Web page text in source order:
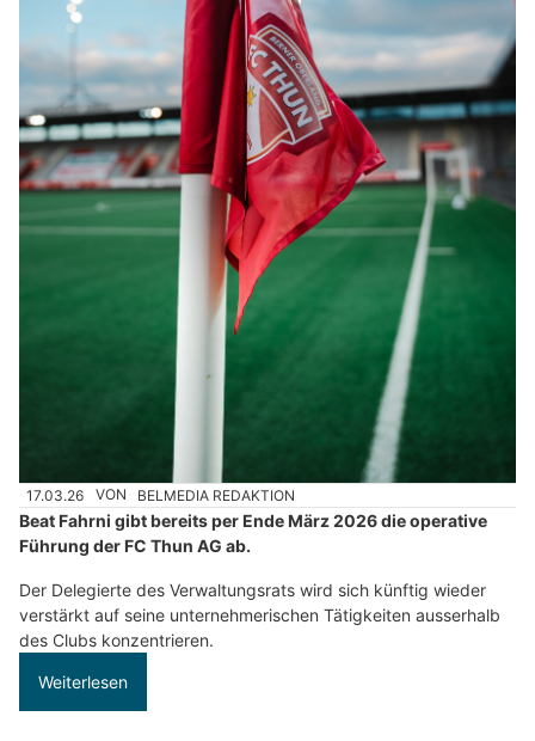
17.03.26 VON BELMEDIA REDAKTION
Beat Fahrni gibt bereits per Ende März 2026 die operative
Führung der FC Thun AG ab.
Der Delegierte des Verwaltungsrats wird sich künftig wieder
verstärkt auf seine unternehmerischen Tätigkeiten ausserhalb
des Clubs konzentrieren.
Weiterlesen